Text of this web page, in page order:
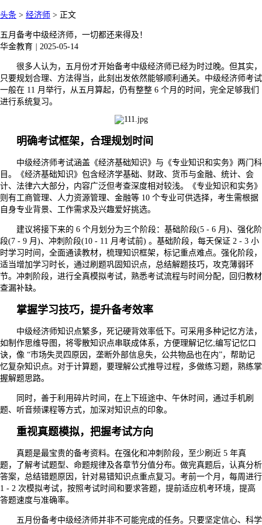
头条 > 经济师 > 正文
五月备考中级经济师，一切都还来得及！​
华金教育
2025-05-14
很多人认为，五月份才开始备考中级经济师已经为时过晚。但其实，
只要规划合理、方法得当，此刻出发依然能够顺利通关。中级经济师考试
一般在 11 月举行，从五月算起，仍有整整 6 个月的时间，完全足够我们
进行系统复习。
明确考试框架，合理规划时间
中级经济师考试涵盖《经济基础知识》与《专业知识和实务》两门科
目。《经济基础知识》包含经济学基础、财政、货币与金融、统计、会
计、法律六大部分，内容广泛但考查深度相对较浅。《专业知识和实务》
则有工商管理、人力资源管理、金融等 10 个专业可供选择，考生需根据
自身专业背景、工作需求及兴趣爱好挑选。
建议将接下来的 6 个月划分为三个阶段：基础阶段(5 - 6 月)、强化阶
段(7 - 9 月)、冲刺阶段(10 - 11 月考试前) 。基础阶段，每天保证 2 - 3 小
时学习时间，全面通读教材，梳理知识框架，标记重点难点。强化阶段，
适当增加学习时长，通过刷题巩固知识点，总结解题技巧，攻克薄弱环
节。冲刺阶段，进行全真模拟考试，熟悉考试流程与时间分配，回归教材
查漏补缺。
掌握学习技巧，提升备考效率
中级经济师知识点繁多，死记硬背效率低下。可采用多种记忆方法，
如制作思维导图，将零散知识点串联成体系，方便理解记忆;编写记忆口
诀，像 “市场失灵四原因，垄断外部信息失，公共物品也在内”，帮助记
忆复杂知识点。对于计算题，要理解公式推导过程，多做练习题，熟练掌
握解题思路。
同时，善于利用碎片时间，在上下班途中、午休时间，通过手机刷
题、听音频课程等方式，加深对知识点的印象。
重视真题模拟，把握考试方向
真题是最宝贵的备考资料。在强化和冲刺阶段，至少刷近 5 年真
题，了解考试题型、命题规律及各章节分值分布。做完真题后，认真分析
答案，总结错题原因，针对易错知识点重点复习。考前一个月，每周进行
1 - 2 次模拟考试，按照考试时间和要求答题，提前适应机考环境，提高
答题速度与准确率。
五月份备考中级经济师并非不可能完成的任务。只要坚定信心、科学